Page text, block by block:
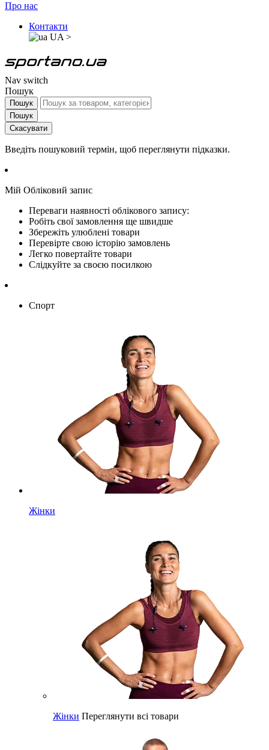
Про нас
Контакти
UA >
Nav switch
Пошук
Пошук
Пошук
Скасувати
Введіть пошуковий термін, щоб переглянути підказки.
Мій Обліковий запис
Переваги наявності облікового запису:
Робіть свої замовлення ще швидше
Збережіть улюблені товари
Перевірте свою історію замовлень
Легко повертайте товари
Слідкуйте за своєю посилкою
Спорт
Жінки
Жінки Переглянути всі товари